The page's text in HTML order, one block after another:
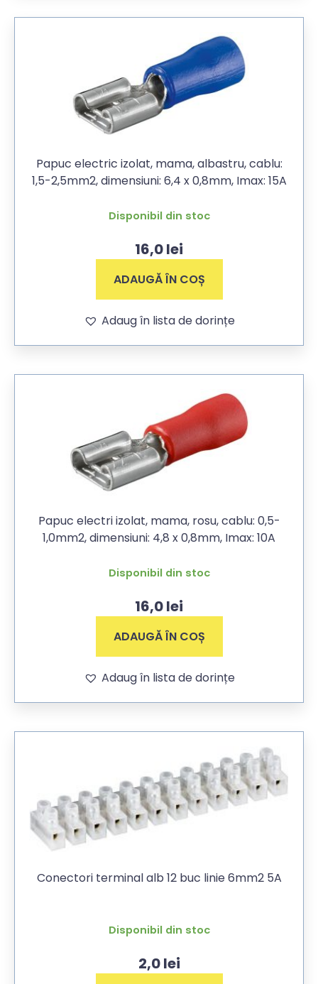
Papuc electric izolat, mama, albastru, cablu:
1,5-2,5mm2, dimensiuni: 6,4 x 0,8mm, Imax: 15A
Disponibil din stoc
16,0lei
ADAUGĂ ÎN COȘ
Adaug în lista de dorințe
Papuc electri izolat, mama, rosu, cablu: 0,5-
1,0mm2, dimensiuni: 4,8 x 0,8mm, Imax: 10A
Disponibil din stoc
16,0lei
ADAUGĂ ÎN COȘ
Adaug în lista de dorințe
Conectori terminal alb 12 buc linie 6mm2 5A
Disponibil din stoc
2,0lei